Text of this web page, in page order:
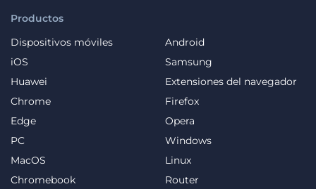
Productos
Dispositivos móviles
Android
iOS
Samsung
Huawei
Extensiones del navegador
Chrome
Firefox
Edge
Opera
PC
Windows
MacOS
Linux
Chromebook
Router